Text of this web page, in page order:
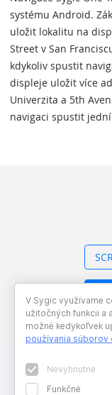
systému Android.
uložit lokalitu na
Street v San
kdykoliv spustit
displeje uložit více
Univerzita a 5th
navigaci spustit
V Sygic využívame
užitočných funkcii a
možné kedykoľvek
používania súborov
Nevyhnutné
Funkčné